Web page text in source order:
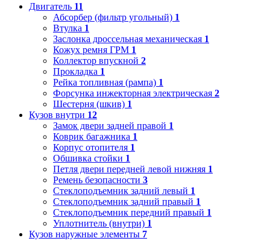
Двигатель 11
Абсорбер (фильтр угольный) 1
Втулка 1
Заслонка дроссельная механическая 1
Кожух ремня ГРМ 1
Коллектор впускной 2
Прокладка 1
Рейка топливная (рампа) 1
Форсунка инжекторная электрическая 2
Шестерня (шкив) 1
Кузов внутри 12
Замок двери задней правой 1
Коврик багажника 1
Корпус отопителя 1
Обшивка стойки 1
Петля двери передней левой нижняя 1
Ремень безопасности 3
Стеклоподъемник задний левый 1
Стеклоподъемник задний правый 1
Стеклоподъемник передний правый 1
Уплотнитель (внутри) 1
Кузов наружные элементы 7